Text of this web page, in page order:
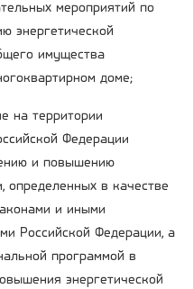
мероприятий по
энергетической
имущества
доме;
на территории
Федерации
и повышению
определенных в качестве
и иными
Российской Федерации, а
программой в
энергетической